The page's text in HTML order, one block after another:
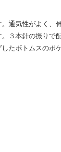
通気性がよく、
３本針の振りで
たボトムスのポ